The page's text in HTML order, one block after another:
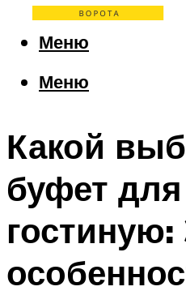
Меню
Меню
Какой
буфет
гостиную: